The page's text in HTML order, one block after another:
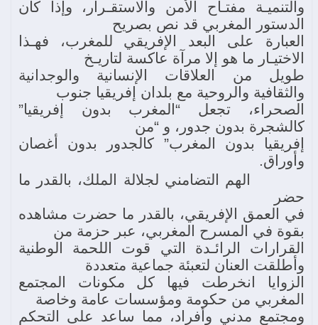
والتنميـة مفتـاح الأمن والاستقـرار، وإذا كان
الدستور المغربي قد نص بصريح
العبارة على البعد الإفريقي للمغرب، فهـذا
الاختيـار ما هو إلا مرآة عاكسة لتاريـخ
طويل من العلاقات الإنسانية والوجدانية
والثقافية والروحية مع بلدان إفريقيا جنوب
الصحراء، تجعل “المغرب بدون إفريقيا”
كالشجرة بدون جدور، و “من
إفريقيا بدون المغرب” كالجدور بدون أغصان
وأوراق.
الهم التضامني لجلالة الملك، بالقدر ما
حضر
في العمق الإفريقي، بالقدر ما حضرت مشاهده
بقوة في المسرح المغربي، عبر حزمة من
القرارات الرائـدة التي قوت اللحمة الوطنية
وأطلقت العنان لتعبئة جماعية متعددة
الزوايا انخرطت فيها كل مكونات المجتمع
المغربي من حكومة ومؤسسات عامة وخاصة
ومجتمع مدني وأفراد، مما ساعد على التحكم